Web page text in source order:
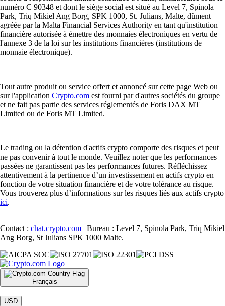
numéro C 90348 et dont le siège social est situé au Level 7, Spinola
Park, Triq Mikiel Ang Borg, SPK 1000, St. Julians, Malte, dûment
agréée par la Malta Financial Services Authority en tant qu'institution
financière autorisée à émettre des monnaies électroniques en vertu de
l'annexe 3 de la loi sur les institutions financières (institutions de
monnaie électronique).
Tout autre produit ou service offert et annoncé sur cette page Web ou
sur l'application Crypto.com est fourni par d'autres sociétés du groupe
et ne fait pas partie des services réglementés de Foris DAX MT
Limited ou de Foris MT Limited.
Le trading ou la détention d'actifs crypto comporte des risques et peut
ne pas convenir à tout le monde. Veuillez noter que les performances
passées ne garantissent pas les performances futures. Réfléchissez
attentivement à la pertinence d’un investissement en actifs crypto en
fonction de votre situation financière et de votre tolérance au risque.
Vous trouverez plus d’informations sur les risques liés aux actifs crypto
ici.
Contact : chat.crypto.com | Bureau : Level 7, Spinola Park, Triq Mikiel
Ang Borg, St Julians SPK 1000 Malte.
Français
|
USD